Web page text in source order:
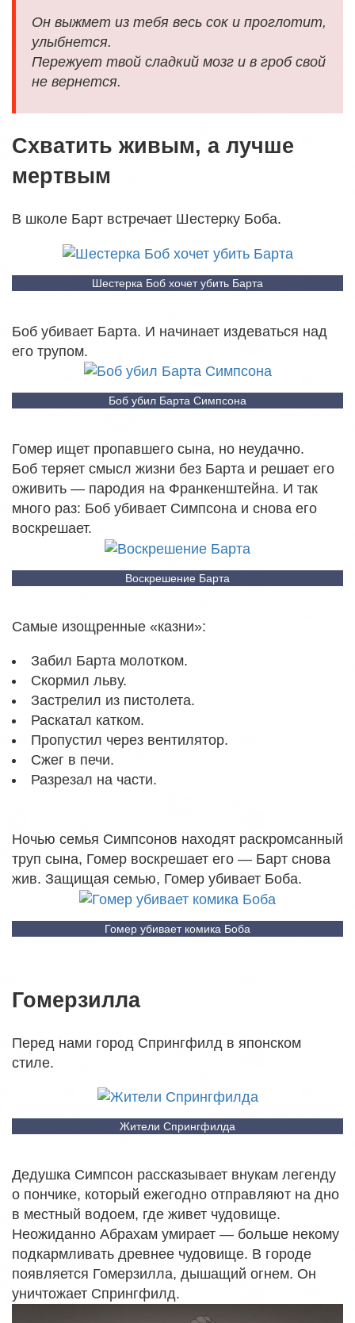
Он выжмет из тебя весь сок и проглотит,
улыбнется.
Пережует твой сладкий мозг и в гроб свой
не вернется.
Схватить живым, а лучше
мертвым
В школе Барт встречает Шестерку Боба.
Шестерка Боб хочет убить Барта
Боб убивает Барта. И начинает издеваться над
его трупом.
Боб убил Барта Симпсона
Гомер ищет пропавшего сына, но неудачно.
Боб теряет смысл жизни без Барта и решает его
оживить — пародия на Франкенштейна. И так
много раз: Боб убивает Симпсона и снова его
воскрешает.
Воскрешение Барта
Самые изощренные «казни»:
Забил Барта молотком.
Скормил льву.
Застрелил из пистолета.
Раскатал катком.
Пропустил через вентилятор.
Сжег в печи.
Разрезал на части.
Ночью семья Симпсонов находят раскромсанный
труп сына, Гомер воскрешает его — Барт снова
жив. Защищая семью, Гомер убивает Боба.
Гомер убивает комика Боба
Гомерзилла
Перед нами город Спрингфилд в японском
стиле.
Жители Спрингфилда
Дедушка Симпсон рассказывает внукам легенду
о пончике, который ежегодно отправляют на дно
в местный водоем, где живет чудовище.
Неожиданно Абрахам умирает — больше некому
подкармливать древнее чудовище. В городе
появляется Гомерзилла, дышащий огнем. Он
уничтожает Спрингфилд.